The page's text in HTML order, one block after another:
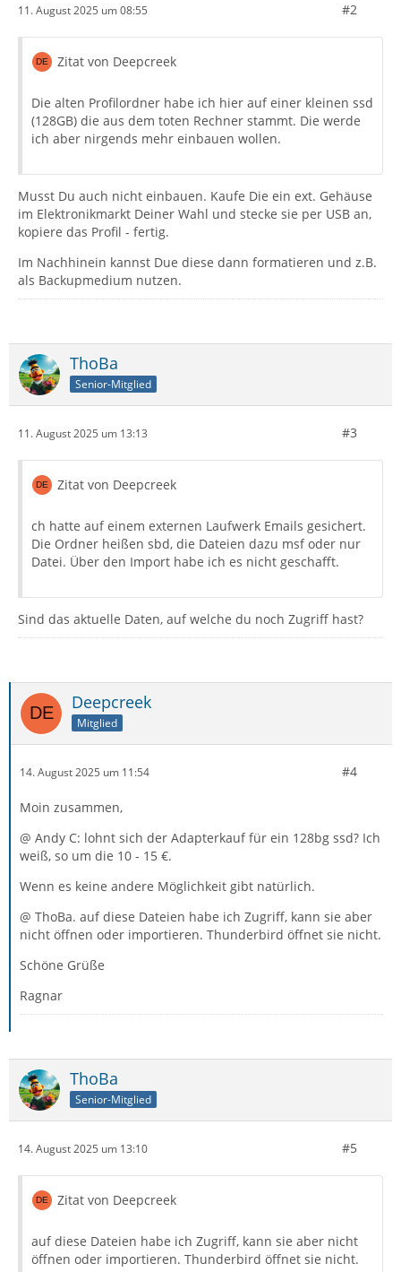
11. August 2025 um 08:55 #2
Zitat von Deepcreek
Die alten Profilordner habe ich hier auf einer kleinen ssd
(128GB) die aus dem toten Rechner stammt. Die werde
ich aber nirgends mehr einbauen wollen.
Musst Du auch nicht einbauen. Kaufe Die ein ext. Gehäuse
im Elektronikmarkt Deiner Wahl und stecke sie per USB an,
kopiere das Profil - fertig.
Im Nachhinein kannst Due diese dann formatieren und z.B.
als Backupmedium nutzen.
ThoBa
Senior-Mitglied
11. August 2025 um 13:13 #3
Zitat von Deepcreek
ch hatte auf einem externen Laufwerk Emails gesichert.
Die Ordner heißen sbd, die Dateien dazu msf oder nur
Datei. Über den Import habe ich es nicht geschafft.
Sind das aktuelle Daten, auf welche du noch Zugriff hast?
Deepcreek
Mitglied
14. August 2025 um 11:54 #4
Moin zusammen,
@ Andy C: lohnt sich der Adapterkauf für ein 128bg ssd? Ich
weiß, so um die 10 - 15 €.
Wenn es keine andere Möglichkeit gibt natürlich.
@ ThoBa. auf diese Dateien habe ich Zugriff, kann sie aber
nicht öffnen oder importieren. Thunderbird öffnet sie nicht.
Schöne Grüße
Ragnar
ThoBa
Senior-Mitglied
14. August 2025 um 13:10 #5
Zitat von Deepcreek
auf diese Dateien habe ich Zugriff, kann sie aber nicht
öffnen oder importieren. Thunderbird öffnet sie nicht.